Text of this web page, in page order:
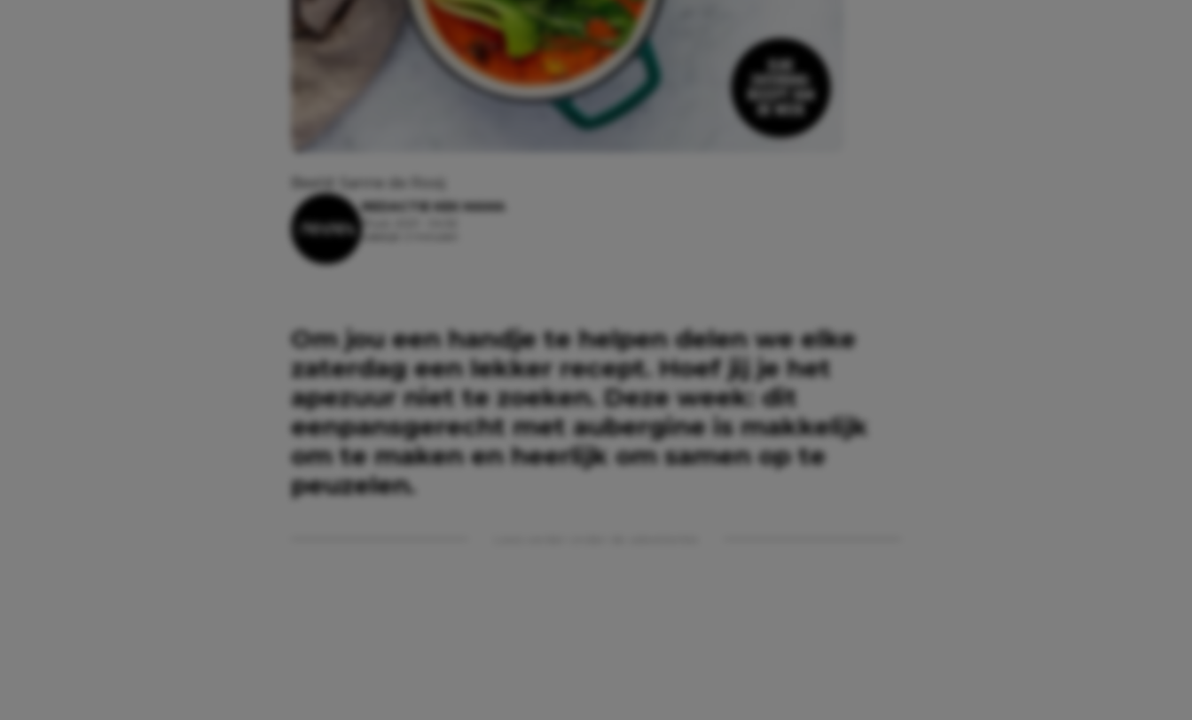
REDACTIE KEK MAMA
Om jou een handje te helpen delen we elke
zaterdag een lekker recept. Hoef jij je het
apezuur niet te zoeken. Deze week: dit
eenpansgerecht met aubergine is makkelijk
om te maken en heerlijk om samen op te
peuzelen.